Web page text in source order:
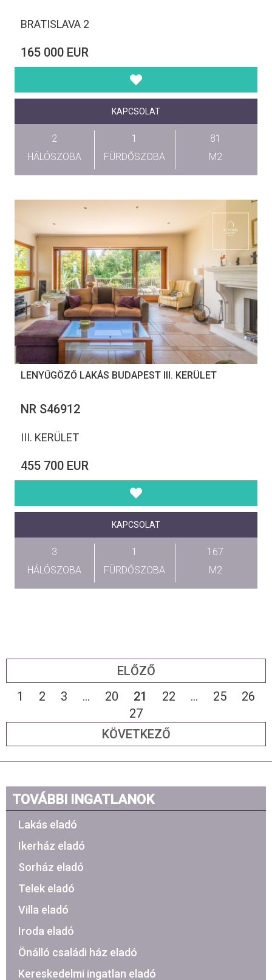
BRATISLAVA 2
165 000 EUR
KAPCSOLAT
2
HÁLÓSZOBA
1
FÜRDŐSZOBA
81
M2
LENYŰGÖZŐ LAKÁS BUDAPEST III. KERÜLET
NR S46912
III. KERÜLET
455 700 EUR
KAPCSOLAT
3
HÁLÓSZOBA
1
FÜRDŐSZOBA
167
M2
ELŐZŐ
1
2 3 ... 20 21 22 ... 25
26
27
KÖVETKEZŐ
TOVÁBBI INGATLANOK
Lakás eladó
Ikerház eladó
Sorház eladó
Telek eladó
Villa eladó
Iroda eladó
Önálló családi ház eladó
Kereskedelmi ingatlan eladó